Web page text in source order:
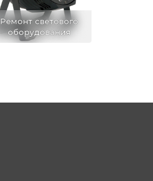
Ремонт светового
оборудования